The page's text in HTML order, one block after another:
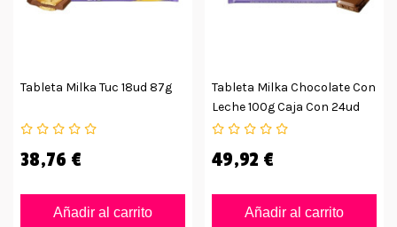
Tableta Milka Tuc 18ud 87g
38,76 €
Añadir al carrito
Tableta Milka Chocolate Con
Leche 100g Caja Con 24ud
49,92 €
Añadir al carrito